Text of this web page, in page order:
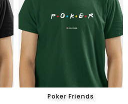
Poker Friends